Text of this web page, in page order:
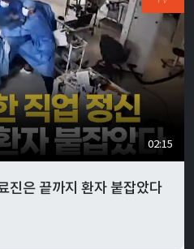
02:15
진은 끝까지 환자 붙잡았다